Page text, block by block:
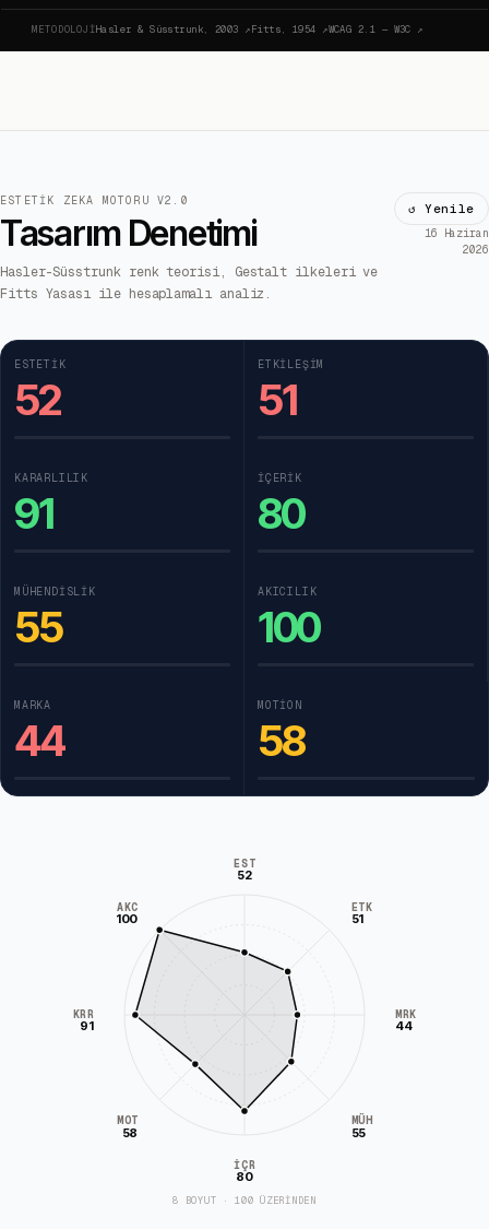
METODOLOJIHasler & Süsstrunk, 2003 ↗Fitts, 1954 ↗WCAG 2.1 — W3C ↗
ESTETIK ZEKA MOTORU V2.0
Tasarım Denetimi
Hasler-Süsstrunk renk teorisi, Gestalt ilkeleri ve
Fitts Yasası ile hesaplamalı analiz.
↺ Yenile
16 Haziran
2026
ESTETIK
52
ETKILEŞIM
51
KARARLILIK
91
İÇERIK
80
MÜHENDISLIK
55
AKICILIK
100
MARKA
44
MOTION
58
EST
52
ETK
51
MRK
44
MÜH
55
İÇR
80
MOT
58
KRR
91
AKC
100
8 BOYUT · 100 ÜZERİNDEN